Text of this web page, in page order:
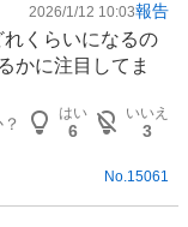
2026/1/12 10:03報告
くらいになるの
かに注目してま
はい
6
いいえ
3
No.15061